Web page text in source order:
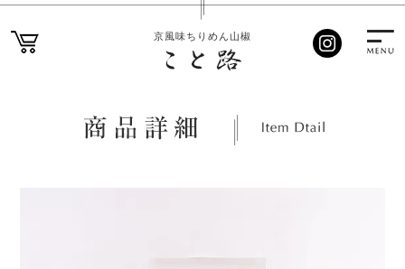
京風味ちりめん山椒